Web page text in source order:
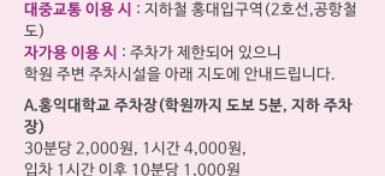
대중교통 이용 시 : 지하철 홍대입구역(2호선,공항철
도)
자가용 이용 시 : 주차가 제한되어 있으니
학원 주변 주차시설을 아래 지도에 안내드립니다.
​A.홍익대학교 주차장(학원까지 도보 5분, 지하 주차
장)
30분당 2,000원, 1시간 4,000원,
입차 1시간 이후 10분당 1,000원